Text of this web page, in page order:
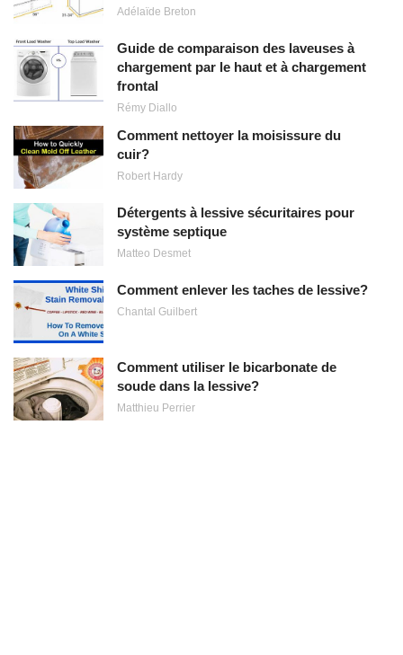
Adélaïde Breton
Guide de comparaison des laveuses à
chargement par le haut et à chargement
frontal
Rémy Diallo
Comment nettoyer la moisissure du
cuir?
Robert Hardy
Détergents à lessive sécuritaires pour
système septique
Matteo Desmet
Comment enlever les taches de lessive?
Chantal Guilbert
Comment utiliser le bicarbonate de
soude dans la lessive?
Matthieu Perrier